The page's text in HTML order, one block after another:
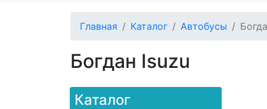
Главная Каталог Автобусы
Богдан Isuzu
Каталог